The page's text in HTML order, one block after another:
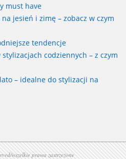
must have
jesień i zimę – zobacz w czym
tendencje
codziennych – z czym
– idealne do stylizacji na
wszelkie prawa zastrzeżone